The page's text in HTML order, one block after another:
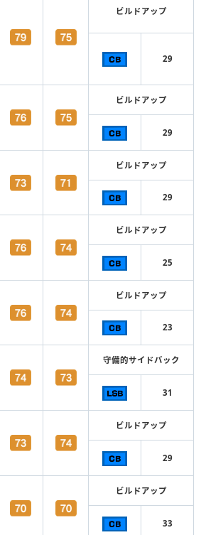
ビルドアップ
29
ビルドアップ
29
ビルドアップ
29
ビルドアップ
25
ビルドアップ
23
守備的サイドバック
31
ビルドアップ
29
ビルドアップ
33